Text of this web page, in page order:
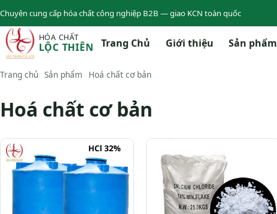
Chuyên cung cấp hóa chất công nghiệp B2B — giao KCN toàn quốc
HÓA CHẤT
LỘC THIÊN Trang Chủ Giới thiệu Sản phẩm
Trang chủ Sản phẩm Hoá chất cơ bản
Hoá chất cơ bản